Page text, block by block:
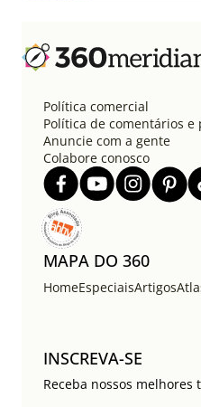
Política comercial
Política de comentários e
Anuncie com a gente
Colabore conosco
MAPA DO 360
HomeEspeciaisArtigos
INSCREVA-SE
Receba nossos